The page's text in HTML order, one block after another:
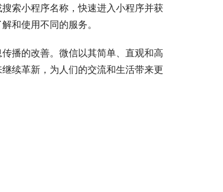
索小程序名称，快速进入小程序并获
和使用不同的服务。
播的改善。微信以其简单、直观和高
续革新，为人们的交流和生活带来更